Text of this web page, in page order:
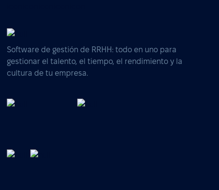
Software de gestión de RRHH: todo en uno para
gestionar el talento, el tiempo, el rendimiento y la
cultura de tu empresa.